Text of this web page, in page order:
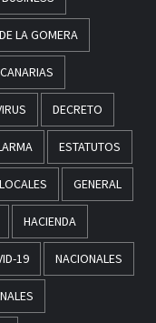
LA GOMERA
CANARIAS
DECRETO
ESTATUTOS
GENERAL
HACIENDA
19 NACIONALES